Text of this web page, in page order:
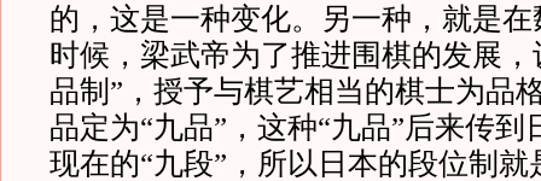
的，这是一种变化。另一种，就是
时候，梁武帝为了推进围棋的发展，
品制”，授予与棋艺相当的棋士为品
品定为“九品”，这种“九品”后来传到
现在的“九段”，所以日本的段位制就